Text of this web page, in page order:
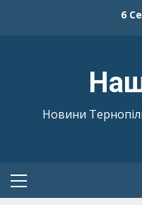
6
Новини
Primary